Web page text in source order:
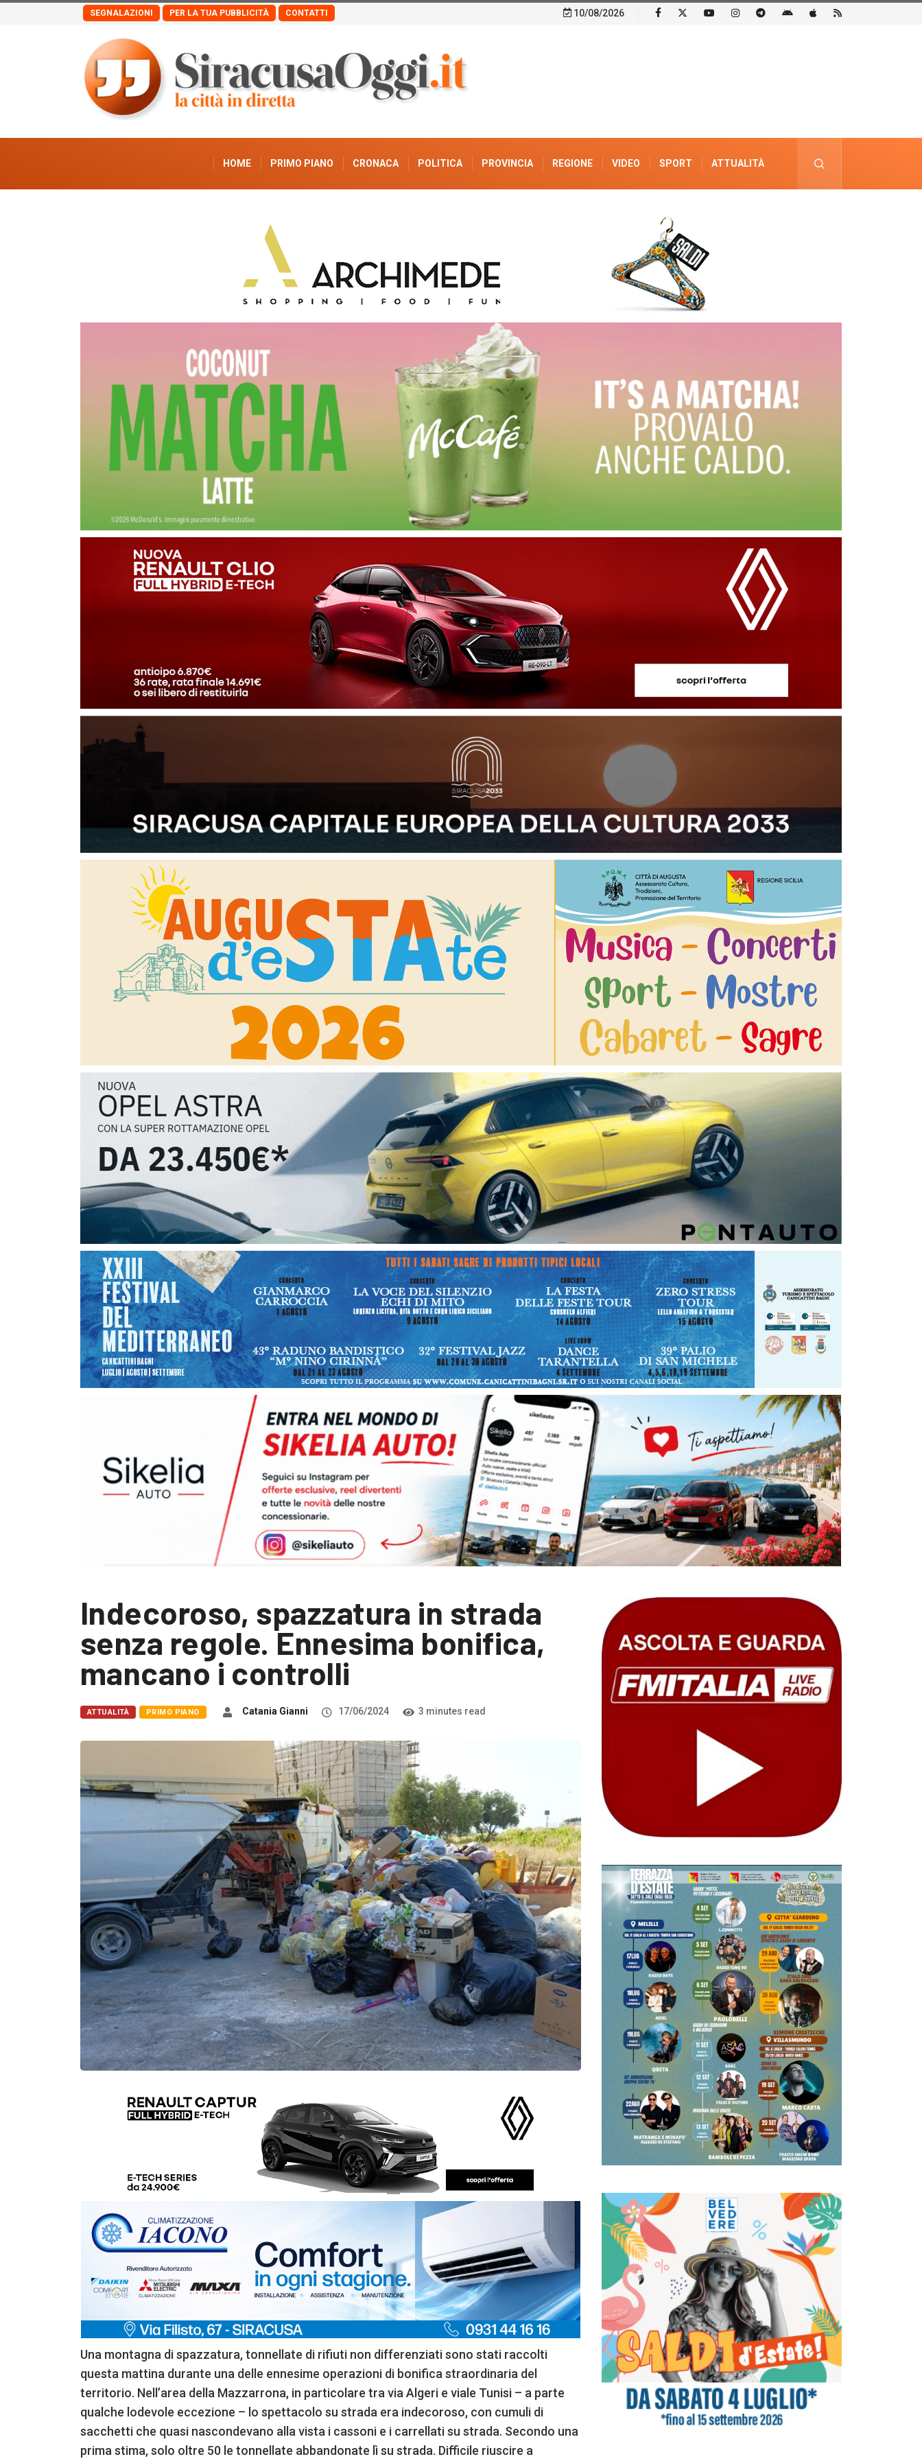
SEGNALAZIONI PER LA TUA PUBBLICITÀ CONTATTI 10/08/2026
HOME PRIMO PIANO CRONACA POLITICA PROVINCIA REGIONE VIDEO SPORT ATTUALITÀ
PUBBLICITÀ ELETTORALE
Indecoroso, spazzatura in strada
senza regole. Ennesima bonifica,
mancano i controlli
ATTUALITÀ PRIMO PIANO Catania Gianni 17/06/2024 3 minutes read
Una montagna di spazzatura, tonnellate di rifiuti non differenziati sono stati raccolti
questa mattina durante una delle ennesime operazioni di bonifica straordinaria del
territorio. Nell’area della Mazzarrona, in particolare tra via Algeri e viale Tunisi – a parte
qualche lodevole eccezione – lo spettacolo su strada era indecoroso, con cumuli di
sacchetti che quasi nascondevano alla vista i cassoni e i carrellati su strada. Secondo una
prima stima, solo oltre 50 le tonnellate abbandonate lì su strada. Difficile riuscire a